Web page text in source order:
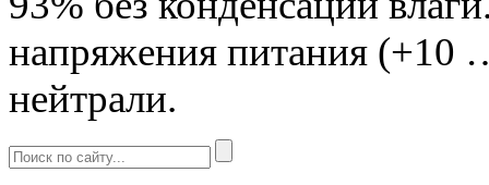
напряжения питания (+10
нейтрали.